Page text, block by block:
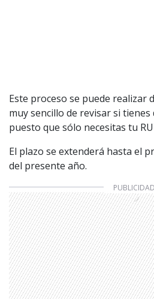
Este proceso se puede realizar
muy sencillo de revisar si tienes
puesto que sólo necesitas tu
El plazo se extenderá hasta el
del presente año.